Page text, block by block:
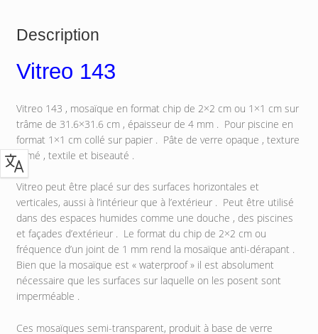
Description
Vitreo 143
Vitreo 143 , mosaïque en format chip de 2×2 cm ou 1×1 cm sur
trâme de 31.6×31.6 cm , épaisseur de 4 mm . Pour piscine en
format 1×1 cm collé sur papier . Pâte de verre opaque , texture
flamé , textile et biseauté .
Vitreo peut être placé sur des surfaces horizontales et
verticales, aussi à l’intérieur que à l’extérieur . Peut être utilisé
dans des espaces humides comme une douche , des piscines
et façades d’extérieur . Le format du chip de 2×2 cm ou
fréquence d’un joint de 1 mm rend la mosaïque anti-dérapant .
Bien que la mosaïque est « waterproof » il est absolument
nécessaire que les surfaces sur laquelle on les posent sont
imperméable .
Ces mosaïques semi-transparent, produit à base de verre